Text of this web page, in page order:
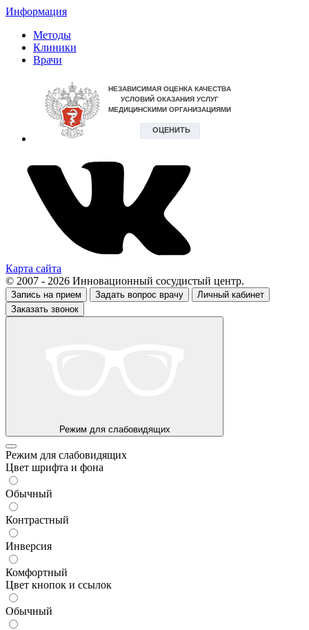
Информация
Методы
Клиники
Врачи
Карта сайта
© 2007 - 2026 Инновационный сосудистый центр.
Запись на прием Задать вопрос врачу
Личный кабинет
Заказать звонок
Режим для слабовидящих
Режим для слабовидящих
Цвет шрифта и фона
Обычный
Контрастный
Инверсия
Комфортный
Цвет кнопок и ссылок
Обычный